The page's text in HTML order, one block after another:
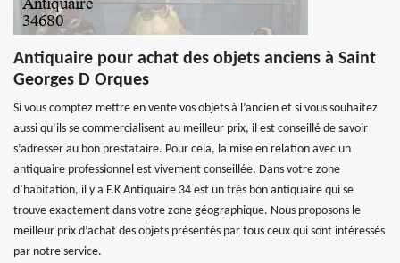
Antiquaire pour achat des objets anciens à Saint
Georges D Orques
Si vous comptez mettre en vente vos objets à l’ancien et si vous souhaitez
aussi qu’ils se commercialisent au meilleur prix, il est conseillé de savoir
s’adresser au bon prestataire. Pour cela, la mise en relation avec un
antiquaire professionnel est vivement conseillée. Dans votre zone
d’habitation, il y a F.K Antiquaire 34 est un très bon antiquaire qui se
trouve exactement dans votre zone géographique. Nous proposons le
meilleur prix d’achat des objets présentés par tous ceux qui sont intéressés
par notre service.